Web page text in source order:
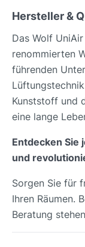
Hersteller &
Das Wolf
renommierten
führenden
Kunststoff und
eine lange
Entdecken Sie
und
Sorgen Sie für
Ihren Räumen.
Beratung